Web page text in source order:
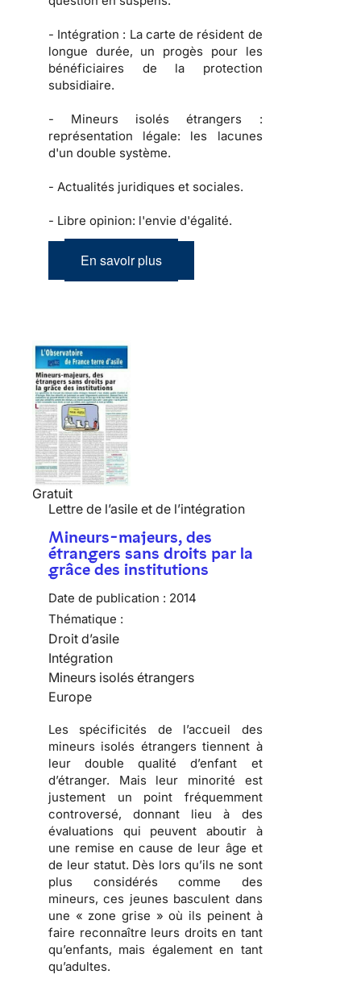
- Intégration : La carte de résident de
longue durée, un progès pour les
bénéficiaires de la protection
subsidiaire.
- Mineurs isolés étrangers :
représentation légale: les lacunes
d'un double système.
- Actualités juridiques et sociales.
- Libre opinion: l'envie d'égalité.
En savoir plus
Gratuit
Lettre de l’asile et de l’intégration
Mineurs-majeurs, des
étrangers sans droits par la
grâce des institutions
Date de publication : 2014
Thématique :
Droit d’asile
Intégration
Mineurs isolés étrangers
Europe
Les spécificités de l’accueil des
mineurs isolés étrangers tiennent à
leur double qualité d’enfant et
d’étranger. Mais leur minorité est
justement un point fréquemment
controversé, donnant lieu à des
évaluations qui peuvent aboutir à
une remise en cause de leur âge et
de leur statut. Dès lors qu’ils ne sont
plus considérés comme des
mineurs, ces jeunes basculent dans
une « zone grise » où ils peinent à
faire reconnaître leurs droits en tant
qu’enfants, mais également en tant
qu’adultes.